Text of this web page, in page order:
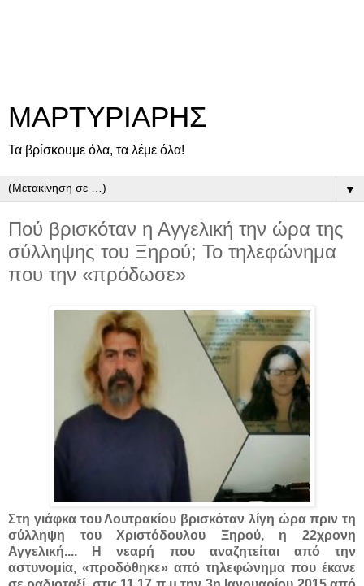
ΜΑΡΤΥΡΙΑΡΗΣ
Τα βρίσκουμε όλα, τα λέμε όλα!
▼
Πού βρισκόταν η Αγγελική την ώρα της
σύλληψης του Ξηρού; Το τηλεφώνημα
που την «πρόδωσε»
Στη γιάφκα του Λουτρακίου βρισκόταν λίγη ώρα πριν τη
σύλληψη του Χριστόδουλου Ξηρού, η 22χρονη
Αγγελική.... Η νεαρή που αναζητείται από την
αστυνομία, «προδόθηκε» από τηλεφώνημα που έκανε